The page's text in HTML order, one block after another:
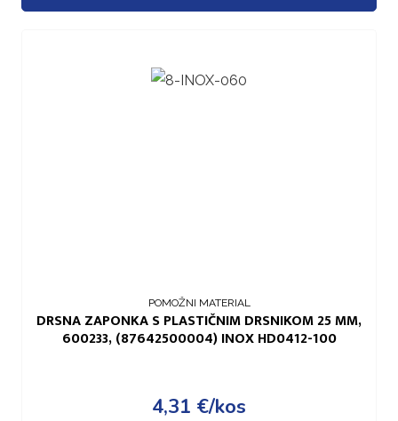
POMOŽNI MATERIAL
DRSNA ZAPONKA S PLASTIČNIM DRSNIKOM 25 MM,
600233, (87642500004) INOX HD0412-100
4,31 €/kos